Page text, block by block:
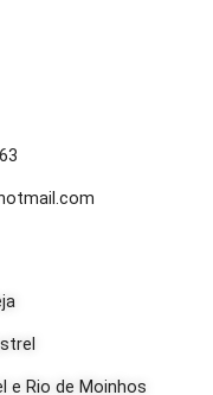
e Rio de Moinhos